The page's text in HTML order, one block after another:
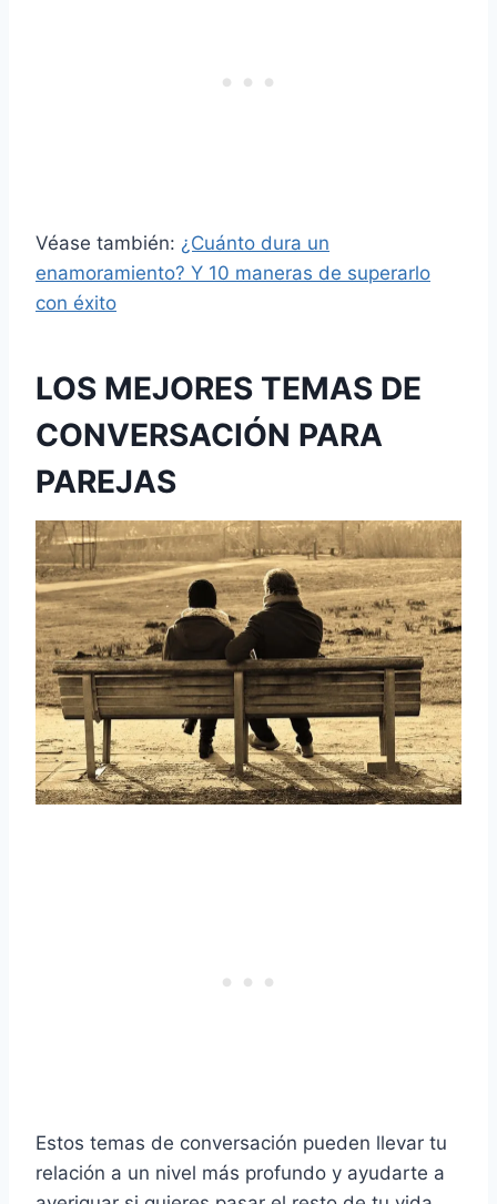
Véase también: ¿Cuánto dura un
enamoramiento? Y 10 maneras de superarlo
con éxito
LOS MEJORES TEMAS DE
CONVERSACIÓN PARA
PAREJAS
Estos temas de conversación pueden llevar tu
relación a un nivel más profundo y ayudarte a